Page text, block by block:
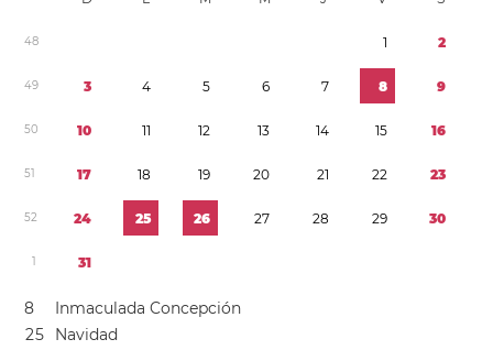
48 1 2
49 3 4 5 6 7 8 9
50 10 11 12 13 14 15 16
51 17 18 19 20 21 22 23
52 24 25 26 27 28 29 30
1 31
8
Inmaculada Concepción
25
Navidad